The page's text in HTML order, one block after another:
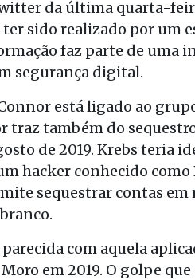
da última quarta-
sido realizado por um
faz parte de uma
segurança digital.
está ligado ao
traz também do
de 2019. Krebs teria
hacker conhecido
sequestrar contas
parecida com aquela
em 2019. O golpe